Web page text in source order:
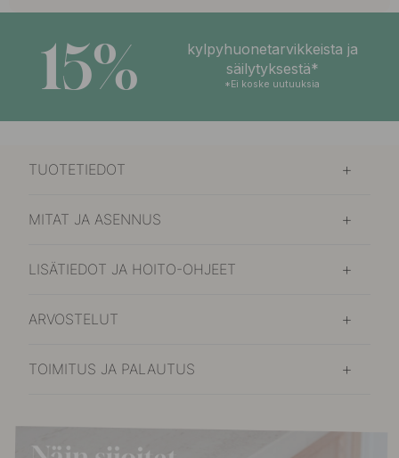
15%
kylpyhuonetarvikkeista ja
säilytyksestä*
*Ei koske uutuuksia
TUOTETIEDOT
MITAT JA ASENNUS
LISÄTIEDOT JA HOITO-OHJEET
ARVOSTELUT
TOIMITUS JA PALAUTUS